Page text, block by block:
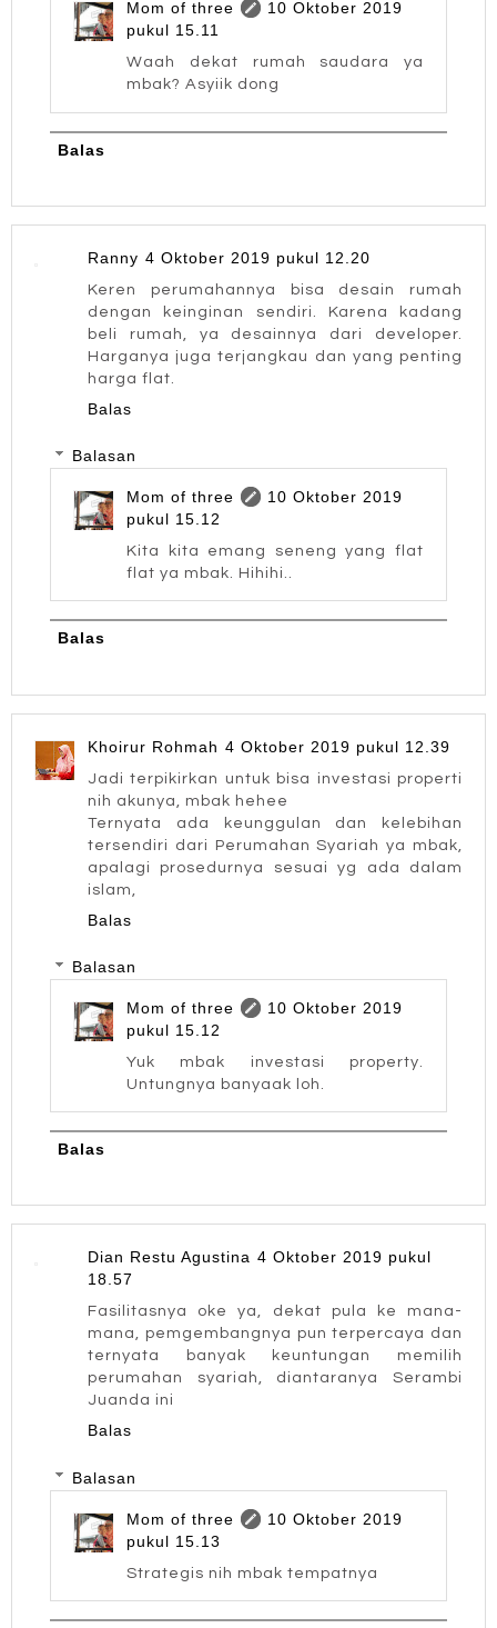
Mom of three
10 Oktober 2019
pukul 15.11
Waah dekat rumah saudara ya
mbak? Asyiik dong
Balas
Ranny 4 Oktober 2019 pukul 12.20
Keren perumahannya bisa desain rumah
dengan keinginan sendiri. Karena kadang
beli rumah, ya desainnya dari developer.
Harganya juga terjangkau dan yang penting
harga flat.
Balas
Balasan
Mom of three
10 Oktober 2019
pukul 15.12
Kita kita emang seneng yang flat
flat ya mbak. Hihihi..
Balas
Khoirur Rohmah 4 Oktober 2019 pukul 12.39
Jadi terpikirkan untuk bisa investasi properti
nih akunya, mbak hehee
Ternyata ada keunggulan dan kelebihan
tersendiri dari Perumahan Syariah ya mbak,
apalagi prosedurnya sesuai yg ada dalam
islam,
Balas
Balasan
Mom of three
10 Oktober 2019
pukul 15.12
Yuk mbak investasi property.
Untungnya banyaak loh.
Balas
Dian Restu Agustina 4 Oktober 2019 pukul
18.57
Fasilitasnya oke ya, dekat pula ke mana-
mana, pemgembangnya pun terpercaya dan
ternyata banyak keuntungan memilih
perumahan syariah, diantaranya Serambi
Juanda ini
Balas
Balasan
Mom of three
10 Oktober 2019
pukul 15.13
Strategis nih mbak tempatnya